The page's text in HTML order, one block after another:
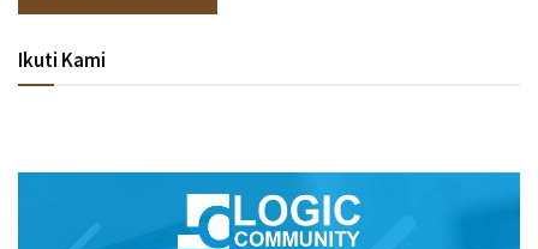
Ikuti Kami